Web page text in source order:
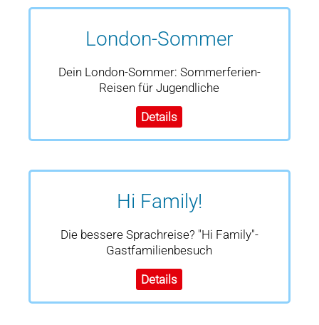
London-Sommer
Dein London-Sommer: Sommerferien-
Reisen für Jugendliche
Details
Hi Family!
Die bessere Sprachreise? "Hi Family"-
Gastfamilienbesuch
Details